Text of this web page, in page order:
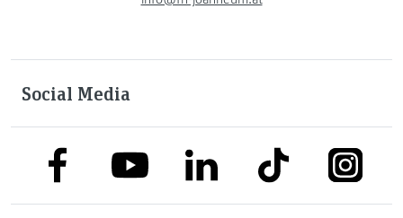
Social Media
link to facebooklink to youtubelink to linkedinlink to tiktok